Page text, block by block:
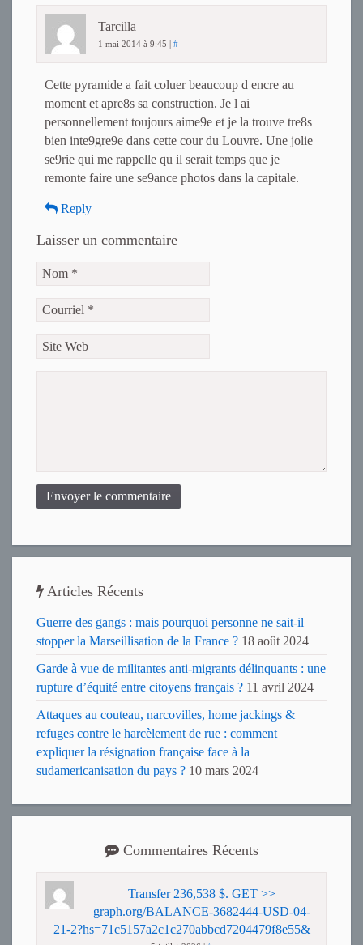
Tarcilla
1 mai 2014 à 9:45 | #
Cette pyramide a fait coluer beaucoup d encre au
moment et apre8s sa construction. Je l ai
personnellement toujours aime9e et je la trouve tre8s
bien inte9gre9e dans cette cour du Louvre. Une jolie
se9rie qui me rappelle qu il serait temps que je
remonte faire une se9ance photos dans la capitale.
Reply
Laisser un commentaire
Envoyer le commentaire
Articles Récents
Guerre des gangs : mais pourquoi personne ne sait-il
stopper la Marseillisation de la France ? 18 août 2024
Garde à vue de militantes anti-migrants délinquants : une
rupture d’équité entre citoyens français ? 11 avril 2024
Attaques au couteau, narcovilles, home jackings &
refuges contre le harcèlement de rue : comment
expliquer la résignation française face à la
sudamericanisation du pays ? 10 mars 2024
Commentaires Récents
Transfer 236,538 $. GET >>
graph.org/BALANCE-3682444-USD-04-
21-2?hs=71c5157a2c1c270abbcd7204479f8e55&